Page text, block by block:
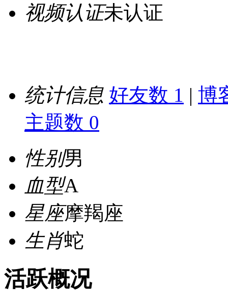
视频认证未认证
统计信息 好友数 1 | 博
主题数 0
性别男
血型A
星座摩羯座
生肖蛇
活跃概况